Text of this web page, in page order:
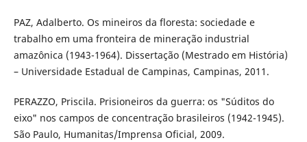
PAZ, Adalberto. Os mineiros da floresta: sociedade e
trabalho em uma fronteira de mineração industrial
amazônica (1943-1964). Dissertação (Mestrado em História)
– Universidade Estadual de Campinas, Campinas, 2011.
PERAZZO, Priscila. Prisioneiros da guerra: os "Súditos do
eixo" nos campos de concentração brasileiros (1942-1945).
São Paulo, Humanitas/Imprensa Oficial, 2009.